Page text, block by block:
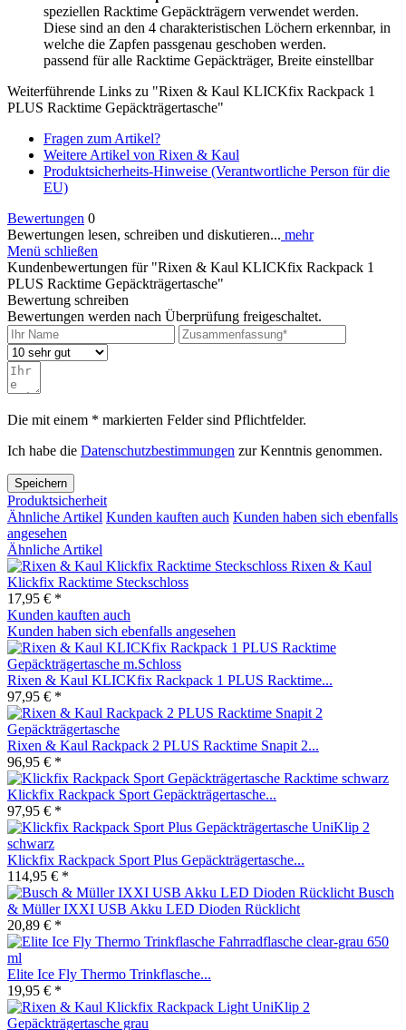
speziellen Racktime Gepäckträgern verwendet werden.
Diese sind an den 4 charakteristischen Löchern erkennbar, in
welche die Zapfen passgenau geschoben werden.
passend für alle Racktime Gepäckträger, Breite einstellbar
Weiterführende Links zu "Rixen & Kaul KLICKfix Rackpack 1
PLUS Racktime Gepäckträgertasche"
Fragen zum Artikel?
Weitere Artikel von Rixen & Kaul
Produktsicherheits-Hinweise (Verantwortliche Person für die
EU)
Bewertungen 0
Bewertungen lesen, schreiben und diskutieren... mehr
Menü schließen
Kundenbewertungen für "Rixen & Kaul KLICKfix Rackpack 1
PLUS Racktime Gepäckträgertasche"
Bewertung schreiben
Bewertungen werden nach Überprüfung freigeschaltet.
Die mit einem * markierten Felder sind Pflichtfelder.
Ich habe die Datenschutzbestimmungen zur Kenntnis genommen.
Speichern
Produktsicherheit
Ähnliche Artikel Kunden kauften auch Kunden haben sich ebenfalls
angesehen
Ähnliche Artikel
Rixen & Kaul
Klickfix Racktime Steckschloss
17,95 € *
Kunden kauften auch
Kunden haben sich ebenfalls angesehen
Rixen & Kaul KLICKfix Rackpack 1 PLUS Racktime...
97,95 € *
Rixen & Kaul Rackpack 2 PLUS Racktime Snapit 2...
96,95 € *
Klickfix Rackpack Sport Gepäckträgertasche...
97,95 € *
Klickfix Rackpack Sport Plus Gepäckträgertasche...
114,95 € *
Busch
& Müller IXXI USB Akku LED Dioden Rücklicht
20,89 € *
Elite Ice Fly Thermo Trinkflasche...
19,95 € *